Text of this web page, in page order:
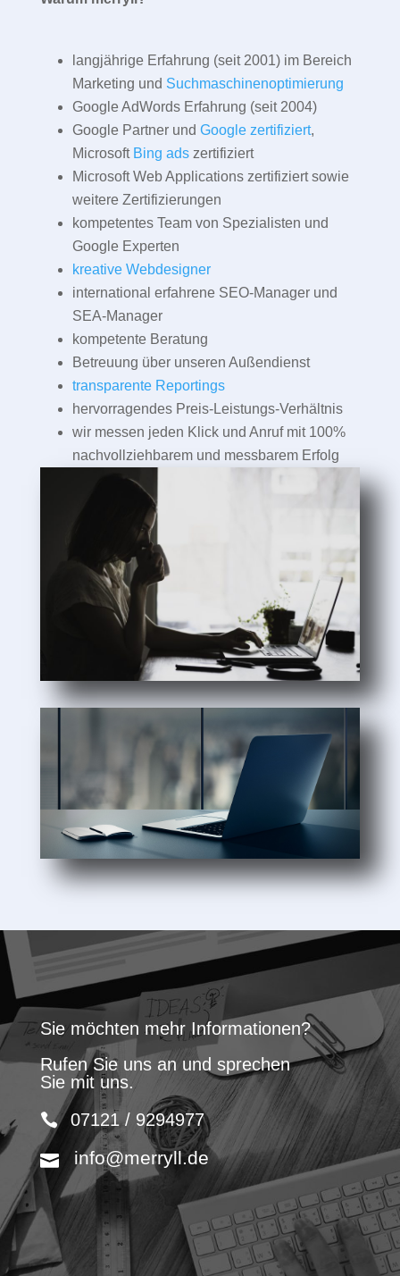
langjährige Erfahrung (seit 2001) im Bereich
Marketing und Suchmaschinenoptimierung
Google AdWords Erfahrung (seit 2004)
Google Partner und Google zertifiziert,
Microsoft Bing adszertifiziert
Microsoft Web Applications zertifiziert sowie
weitere Zertifizierungen
kompetentes Team von Spezialisten und
Google Experten
kreative Webdesigner
international erfahrene SEO-Manager und
SEA-Manager
kompetente Beratung
Betreuung über unseren Außendienst
transparente Reportings
hervorragendes Preis-Leistungs-Verhältnis
wir messen jeden Klick und Anruf mit 100%
nachvollziehbarem und messbarem Erfolg
Sie möchten mehr Informationen?
Rufen Sie uns an und sprechen
Sie mit uns.
07121 / 9294977
info@merryll.de